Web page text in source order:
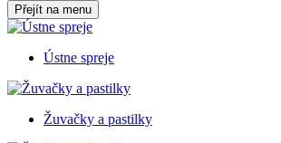
Přejít na menu
Ústne spreje
Žuvačky a pastilky